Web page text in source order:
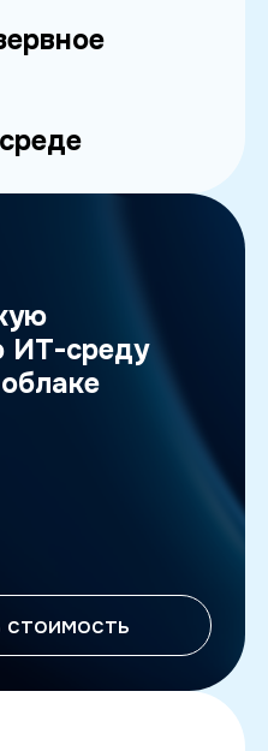
ИТ-среду
стоимость